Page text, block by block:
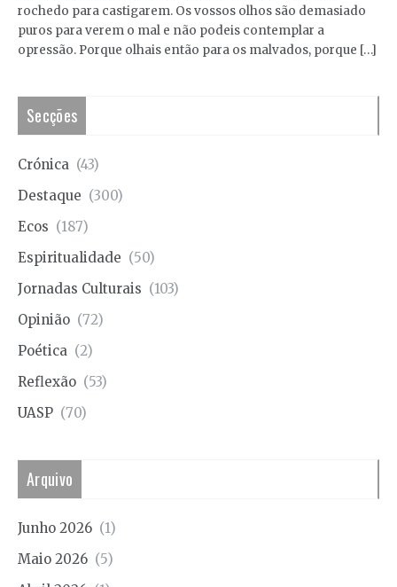
rochedo para castigarem. Os vossos olhos são demasiado
puros para verem o mal e não podeis contemplar a
opressão. Porque olhais então para os malvados, porque […]
Secções
Crónica (43)
Destaque (300)
Ecos (187)
Espiritualidade (50)
Jornadas Culturais (103)
Opinião (72)
Poética (2)
Reflexão (53)
UASP (70)
Arquivo
Junho 2026 (1)
Maio 2026 (5)